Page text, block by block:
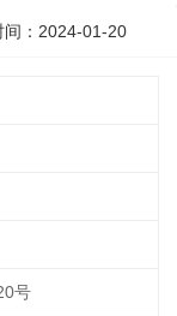
： 2024-01-20
号